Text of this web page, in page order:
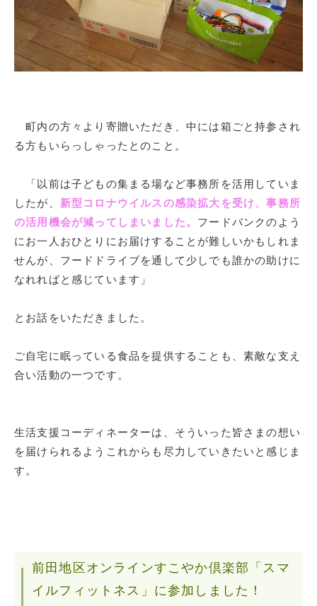
町内の方々より寄贈いただき、中には箱ごと持参され
る方もいらっしゃったとのこと。
「以前は子どもの集まる場など事務所を活用していま
したが、 新型コロナウイルスの感染拡大を受け、事務所
の活用機会が減ってしまいました。 フードバンクのよう
にお一人おひとりにお届けすることが難しいかもしれま
せんが、フードドライブを通して少しでも誰かの助けに
なれればと感じています」
とお話をいただきました。
ご自宅に眠っている食品を提供することも、素敵な支え
合い活動の一つです。
生活支援コーディネーターは、そういった皆さまの想い
を届けられるようこれからも尽力していきたいと感じま
す。
前田地区オンラインすこやか倶楽部「スマ
イルフィットネス」に参加しました！